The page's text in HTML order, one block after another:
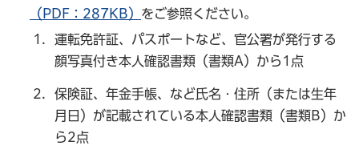
（PDF：287KB） をご参照ください。
運転免許証、パスポートなど、官公署が発行する
顔写真付き本人確認書類（書類A）から1点
保険証、年金手帳、など氏名・住所（または生年
月日）が記載されている本人確認書類（書類B）か
ら2点